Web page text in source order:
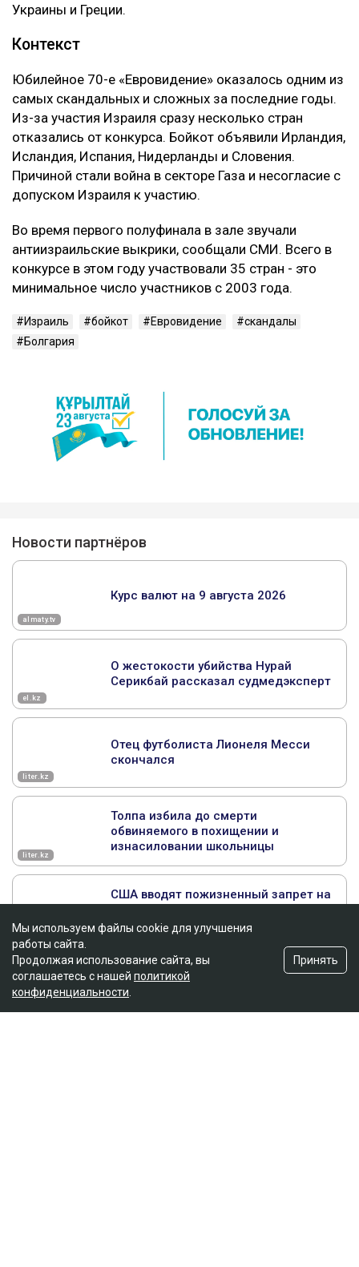
Украины и Греции.
Контекст
Юбилейное 70-е «Евровидение» оказалось одним из
самых скандальных и сложных за последние годы.
Из-за участия Израиля сразу несколько стран
отказались от конкурса. Бойкот объявили Ирландия,
Исландия, Испания, Нидерланды и Словения.
Причиной стали война в секторе Газа и несогласие с
допуском Израиля к участию.
Во время первого полуфинала в зале звучали
антиизраильские выкрики, сообщали СМИ. Всего в
конкурсе в этом году участвовали 35 стран - это
минимальное число участников с 2003 года.
Израиль бойкот Евровидение
скандалы
Болгария
Мы используем файлы cookie для улучшения
работы сайта.
Продолжая использование сайта, вы
соглашаетесь с нашей политикой
конфиденциальности
Принять